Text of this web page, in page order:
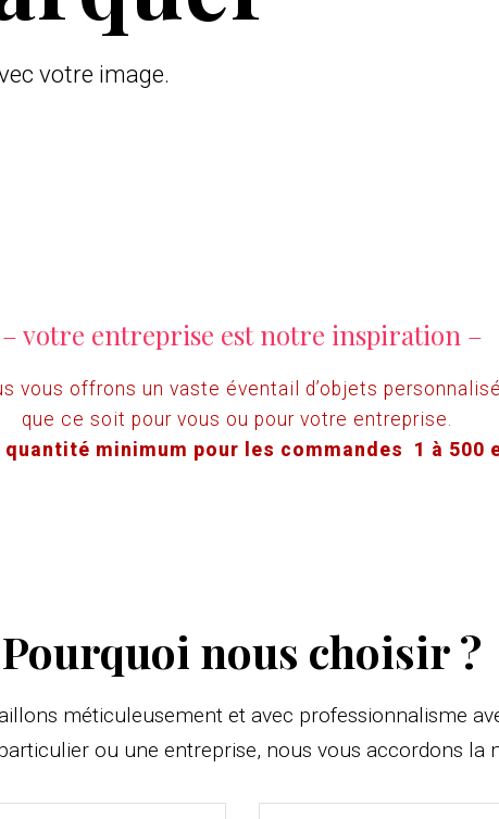
votre image.
– votre entreprise est notre inspiration –
vous offrons un vaste éventail d’objets
que ce soit pour vous ou pour votre entreprise.
quantité minimum pour les commandes 1 à 500
Pourquoi nous choisir ?
méticuleusement et avec professionnalisme
ou une entreprise, nous vous accordons la